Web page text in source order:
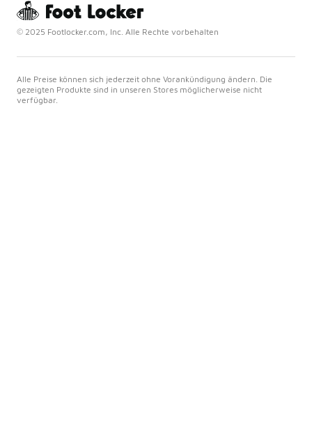
© 2025 Footlocker.com, Inc. Alle Rechte vorbehalten
Alle Preise können sich jederzeit ohne Vorankündigung ändern. Die
gezeigten Produkte sind in unseren Stores möglicherweise nicht
verfügbar.